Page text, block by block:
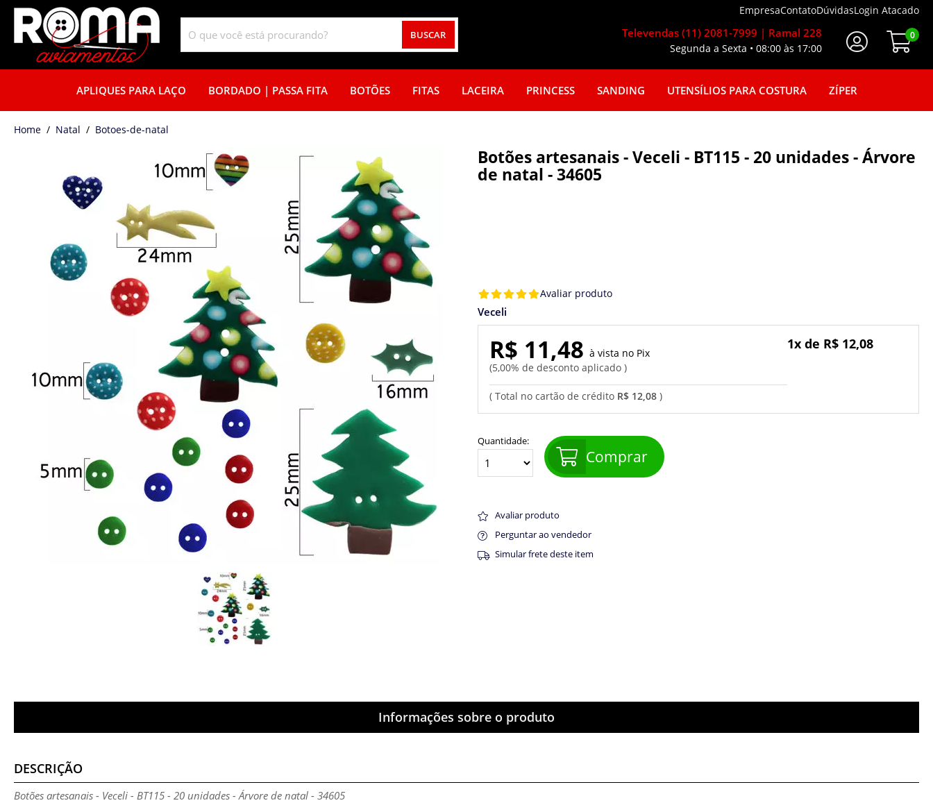
EmpresaContatoDúvidasLogin Atacado
BUSCAR 0
Televendas (11) 2081-7999 | Ramal 228
Segunda a Sexta • 08:00 às 17:00
APLIQUES PARA LAÇO BORDADO | PASSA FITA BOTÕES FITAS LACEIRA PRINCESS SANDING UTENSÍLIOS PARA COSTURA ZÍPER
home Natal botoes-de-natal
Botões artesanais - Veceli - BT115 - 20 unidades - Árvore
de natal - 34605
Avaliar produto
Veceli
R$ 12,08
1x de R$ 12,08
R$ 11,48
5,00% de desconto aplicado
Pix
Quantidade:
Comprar
Avaliar produto
Perguntar ao vendedor
Simular frete deste item
Informações sobre o produto
DESCRIÇÃO
Botões artesanais - Veceli - BT115 - 20 unidades - Árvore de natal - 34605